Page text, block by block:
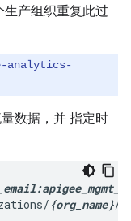
产组织重复此过
analytics-
数据，并 指定时
{org_name}/